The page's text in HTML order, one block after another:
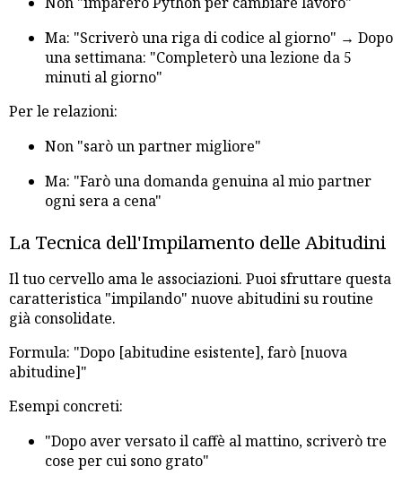
Ma: "Scriverò una riga di codice al giorno" → Dopo
una settimana: "Completerò una lezione da 5
minuti al giorno"
Per le relazioni:
Non "sarò un partner migliore"
Ma: "Farò una domanda genuina al mio partner
ogni sera a cena"
La Tecnica dell'Impilamento delle Abitudini
Il tuo cervello ama le associazioni. Puoi sfruttare questa
caratteristica "impilando" nuove abitudini su routine
già consolidate.
Formula: "Dopo [abitudine esistente], farò [nuova
abitudine]"
Esempi concreti:
"Dopo aver versato il caffè al mattino, scriverò tre
cose per cui sono grato"